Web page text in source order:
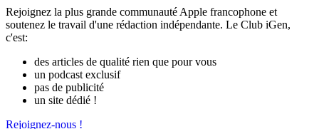
Rejoignez la plus grande communauté Apple francophone et
soutenez le travail d'une rédaction indépendante. Le Club iGen,
c'est:
des articles de qualité rien que pour vous
un podcast exclusif
pas de publicité
un site dédié !
Rejoignez-nous !